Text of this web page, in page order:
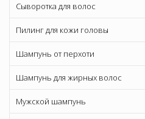
Сыворотка для волос
Пилинг для кожи головы
Шампунь от перхоти
Шампунь для жирных волос
Мужской шампунь